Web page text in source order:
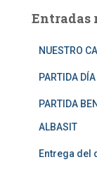
r
Entradas
NUESTRO
PARTIDA
PARTIDA
ALBASIT
Entrega del